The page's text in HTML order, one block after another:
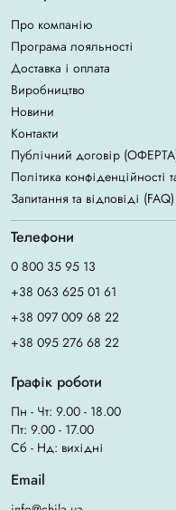
Про компанію
Програма лояльності
Доставка і оплата
Виробництво
Новини
Контакти
Публічний договір
Політика
Запитання та відповіді (FAQ)
Телефони
0 800 35 95 13
+38 063 625 01 61
+38 097 009 68 22
+38 095 276 68 22
Графік роботи
Пн - Чт: 9.00 - 18.00
Пт: 9.00 - 17.00
Сб - Нд: вихідні
Email